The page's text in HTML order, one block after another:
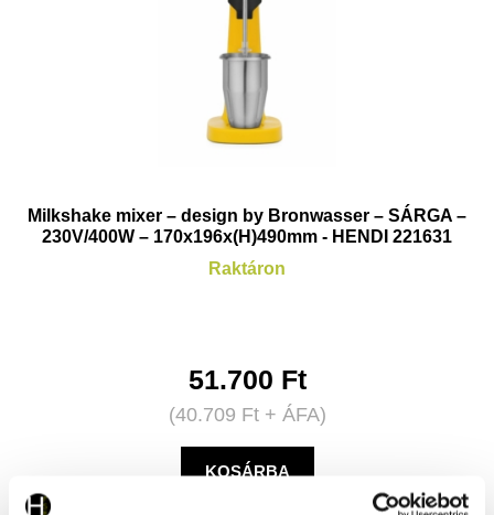
Milkshake mixer – design by Bronwasser – SÁRGA –
230V/400W – 170x196x(H)490mm - HENDI 221631
Raktáron
51.700 Ft
(40.709 Ft+ ÁFA)
KOSÁRBA